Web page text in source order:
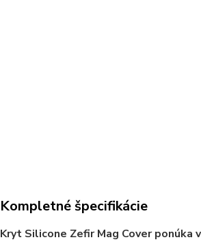
Kompletné špecifikácie
Kryt Silicone Zefir Mag Cover ponúka